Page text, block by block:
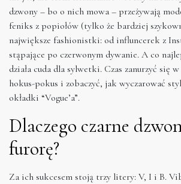
dzwony – bo o nich mowa – przeżywają
feniks z popiołów (tylko że bardziej
największe fashionistki: od influncerek z
stąpające po czerwonym dywanie. A co
działa cuda dla sylwetki. Czas zanurzyć się
hokus-pokus i zobaczyć, jak wyczarować
okładki “Vogue’a”.
Dlaczego czarne
furorę?
Za ich sukcesem stoją trzy litery: V, I i B.